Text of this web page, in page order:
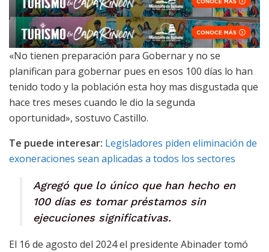
«No tienen preparación para Gobernar y no se
planifican para gobernar pues en esos 100 días lo han
tenido todo y la población esta hoy mas disgustada que
hace tres meses cuando le dio la segunda
oportunidad», sostuvo Castillo.
Te puede interesar: Legisladores piden eliminación de
exoneraciones sean aplicadas a todos los sectores
Agregó que lo único que han hecho en
100 días es tomar préstamos sin
ejecuciones significativas.
El 16 de agosto del 2024 el presidente Abinader tomó